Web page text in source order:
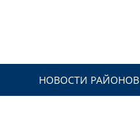
НОВОСТИ РАЙОНОВ